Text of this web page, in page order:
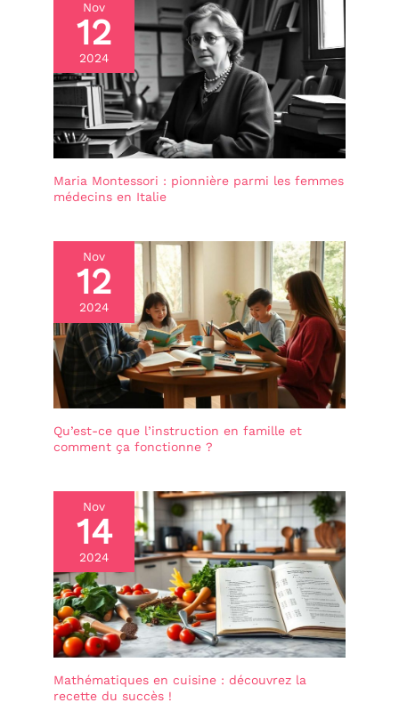
Nov
12
2024
Maria Montessori : pionnière parmi les femmes
médecins en Italie
Nov
12
2024
Qu’est-ce que l’instruction en famille et
comment ça fonctionne ?
Nov
14
2024
Mathématiques en cuisine : découvrez la
recette du succès !